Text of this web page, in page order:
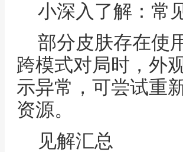
小深入了解：常
部分皮肤存在使
跨模式对局时，外
示异常，可尝试重
资源。
见解汇总